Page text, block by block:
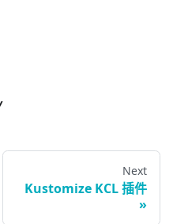
Next
Kustomize KCL 插件